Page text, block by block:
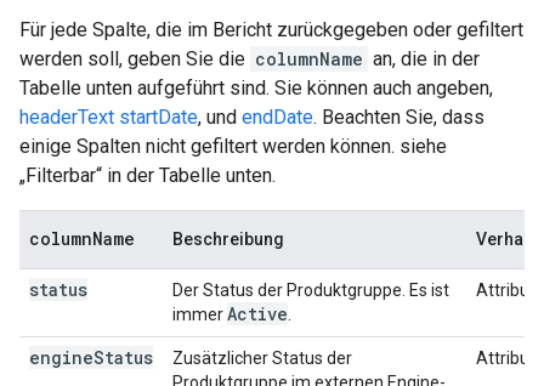
Für jede Spalte, die im Bericht zurückgegeben oder gefiltert
werden soll, geben Sie die columnName an, die in der
Tabelle unten aufgeführt sind. Sie können auch angeben,
headerText startDate, und endDate. Beachten Sie, dass
einige Spalten nicht gefiltert werden können. siehe
„Filterbar“ in der Tabelle unten.
columnName Beschreibung
status
Der Status der Produktgruppe. Es ist
immerActive
Attribut
engineStatus
Zusätzlicher Status der
Attribut